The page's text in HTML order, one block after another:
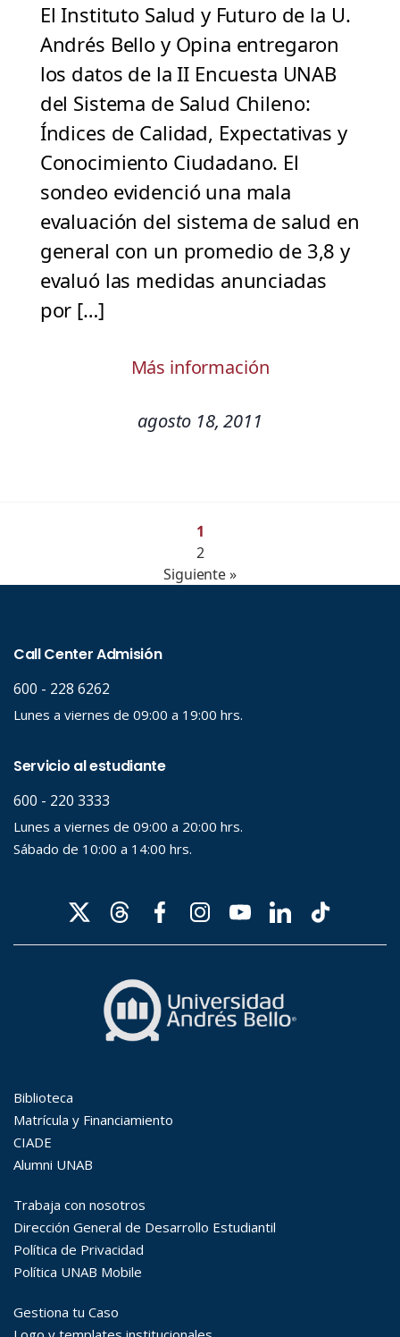
El Instituto Salud y Futuro de la U.
Andrés Bello y Opina entregaron
los datos de la II Encuesta UNAB
del Sistema de Salud Chileno:
Índices de Calidad, Expectativas y
Conocimiento Ciudadano. El
sondeo evidenció una mala
evaluación del sistema de salud en
general con un promedio de 3,8 y
evaluó las medidas anunciadas
por […]
Más información
agosto 18, 2011
1
2
Siguiente »